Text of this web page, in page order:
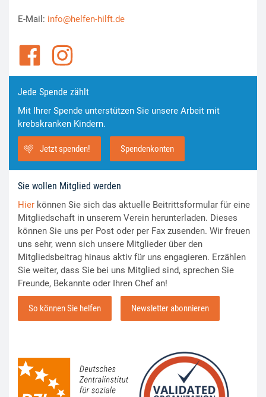
E-Mail: info@helfen-hilft.de
Jede Spende zählt
Mit Ihrer Spende unterstützen Sie unsere Arbeit mit
krebskranken Kindern.
Jetzt spenden! Spendenkonten
Sie wollen Mitglied werden
Hier können Sie sich das aktuelle Beitrittsformular für eine
Mitgliedschaft in unserem Verein herunterladen. Dieses
können Sie uns per Post oder per Fax zusenden. Wir freuen
uns sehr, wenn sich unsere Mitglieder über den
Mitgliedsbeitrag hinaus aktiv für uns engagieren. Erzählen
Sie weiter, dass Sie bei uns Mitglied sind, sprechen Sie
Freunde, Bekannte oder Ihren Chef an!
So können Sie helfen Newsletter abonnieren